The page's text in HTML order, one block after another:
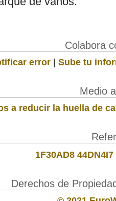
Colabora
error | Sube tu
Medio
a reducir la huella de
1F30AD8
Derechos de